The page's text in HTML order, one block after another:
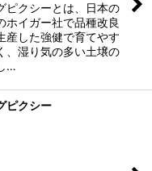
ピクシーとは、日本の
ホイガー社で品種改良
産した強健で育てやす
、湿り気の多い土壌の
…
ピクシー